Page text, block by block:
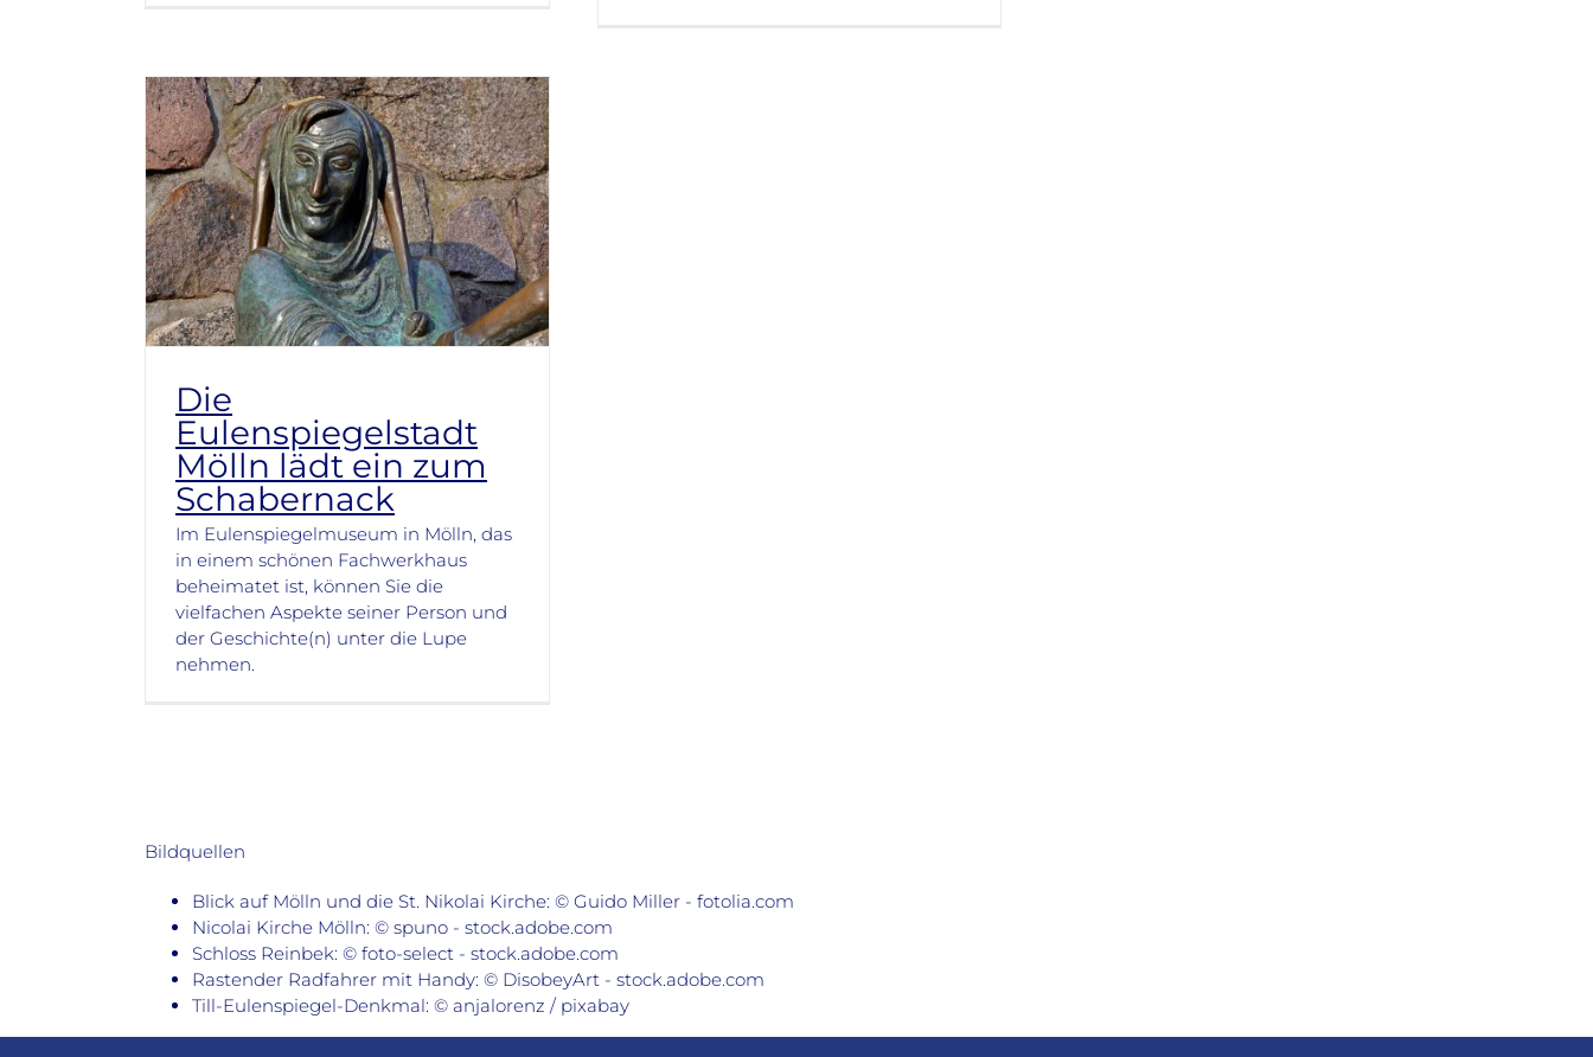
Die
Eulenspiegelstadt
Mölln lädt ein zum
Schabernack
Im Eulenspiegelmuseum in Mölln, das
in einem schönen Fachwerkhaus
beheimatet ist, können Sie die
vielfachen Aspekte seiner Person und
der Geschichte(n) unter die Lupe
nehmen.
Bildquellen
Blick auf Mölln und die St. Nikolai Kirche: © Guido Miller - fotolia.com
Nicolai Kirche Mölln: © spuno - stock.adobe.com
Schloss Reinbek: © foto-select - stock.adobe.com
Rastender Radfahrer mit Handy: © DisobeyArt - stock.adobe.com
Till-Eulenspiegel-Denkmal: © anjalorenz / pixabay